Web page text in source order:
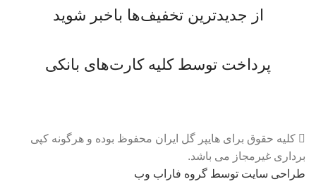
از جدیدترین تخفیف‌ها باخبر شوید
پرداخت توسط کلیه کارت‌های بانکی
کلیه حقوق برای هایپر گل ایران محفوظ بوده و هرگونه کپی
برداری غیرمجاز می باشد.
طراحی سایت توسط گروه فاراب وب